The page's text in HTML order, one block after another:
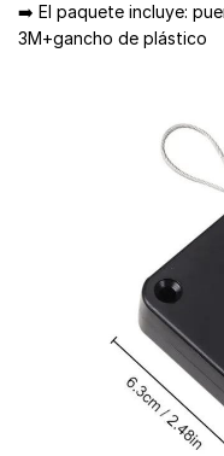
➡️ El paquete incluye:
3M+gancho de plástico